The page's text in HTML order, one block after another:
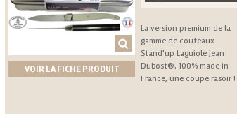
VOIR LA FICHE PRODUIT
La version premium de la
gamme de couteaux
Stand'up Laguiole Jean
Dubost®, 100% made in
France, une coupe rasoir !